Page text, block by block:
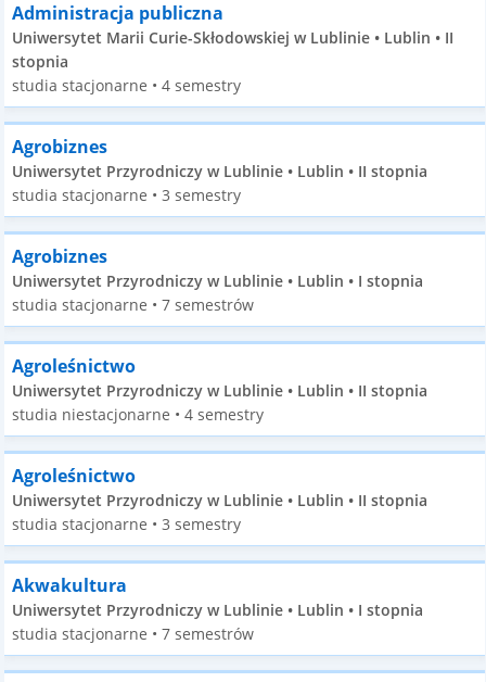
Administracja publiczna
Uniwersytet Marii Curie-Skłodowskiej w Lublinie • Lublin • II
stopnia
studia stacjonarne • 4 semestry
Agrobiznes
Uniwersytet Przyrodniczy w Lublinie • Lublin • II stopnia
studia stacjonarne • 3 semestry
Agrobiznes
Uniwersytet Przyrodniczy w Lublinie • Lublin • I stopnia
studia stacjonarne • 7 semestrów
Agroleśnictwo
Uniwersytet Przyrodniczy w Lublinie • Lublin • II stopnia
studia niestacjonarne • 4 semestry
Agroleśnictwo
Uniwersytet Przyrodniczy w Lublinie • Lublin • II stopnia
studia stacjonarne • 3 semestry
Akwakultura
Uniwersytet Przyrodniczy w Lublinie • Lublin • I stopnia
studia stacjonarne • 7 semestrów